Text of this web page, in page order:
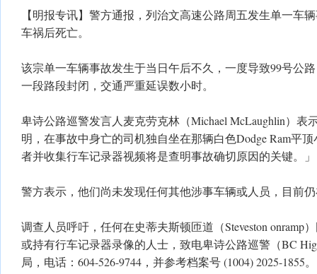
【明报专讯】警方通报，列治文高速公路周五发生单一车
车祸后死亡。
该宗单一车辆事故发生于当日午后不久，一度导致99号公
一段路段封闭，交通严重延误数小时。
卑诗公路巡警发言人麦克劳克林（Michael McLaughlin）表
明，在事故中身亡的司机独自坐在那辆白色Dodge Ram平
者并收集行车记录器视频将是查明事故确切原因的关键。」
警方表示，他们尚未发现任何其他涉事车辆或人员，目前
调查人员呼吁，任何在史蒂夫斯顿匝道（Steveston onramp
或持有行车记录器录像的人士，致电卑诗公路巡警（BC
局，电话：604-526-9744，并参考档案号 (1004) 2025-1855。